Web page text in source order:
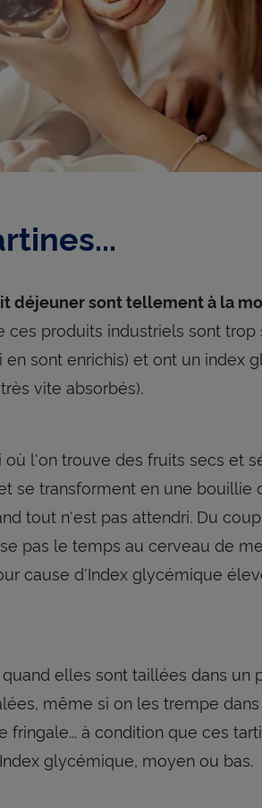
déjeuner sont tellement à la
ces produits industriels sont
sont enrichis) et ont un index
vite absorbés).
l'on trouve des fruits secs et
se transforment en une bouillie
tout n'est pas attendri. Du
pas le temps au cerveau de
cause d'Index glycémique
elles sont taillées dans un
même si on les trempe
fringale... à condition que ces
glycémique, moyen ou bas.